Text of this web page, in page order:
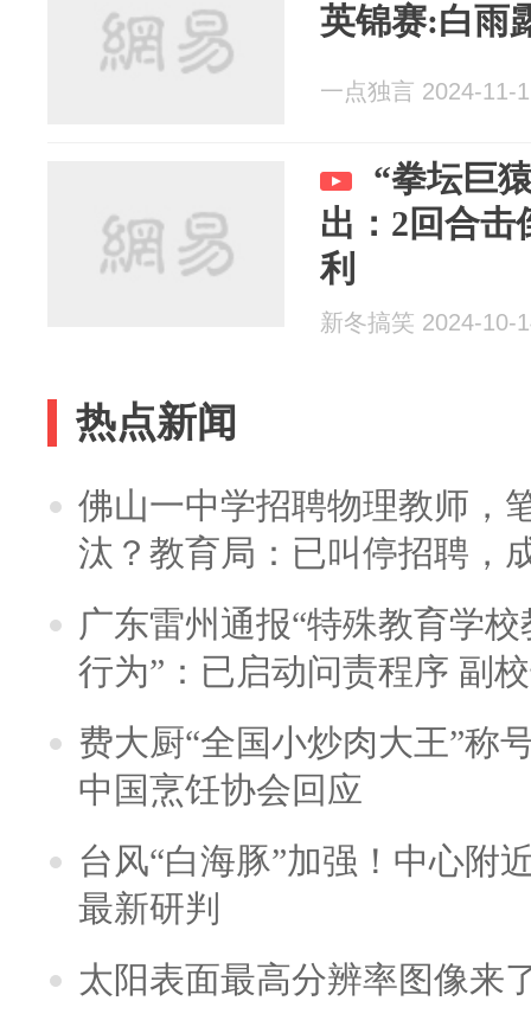
英锦赛:白雨
一点独言 2024-11-
“拳坛巨
出：2回合击
利
新冬搞笑 2024-10-
热点新闻
佛山一中学招聘物理教师，
汰？教育局：已叫停招聘，
广东雷州通报“特殊教育学
行为”：已启动问责程序 副
费大厨“全国小炒肉大王”称
中国烹饪协会回应
台风“白海豚”加强！中心附
最新研判
太阳表面最高分辨率图像来